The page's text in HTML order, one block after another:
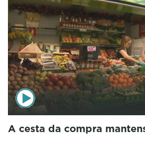
A cesta da compra